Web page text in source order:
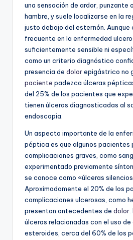
una sensación de ardor, punzante
hambre, y suele localizarse en la
justo debajo del esternón. Aunque
frecuente en la enfermedad
suficientemente sensible ni
como un criterio diagnóstico
presencia de dolorepigástrico no
paciente padezca úlceras
del 25% de los pacientes que
tienen úlceras diagnosticadas al
endoscopia.
Un aspecto importante de la
péptica es que algunos pacientes
complicaciones graves, como
experimentado previamente
se conoce como «úlceras
Aproximadamente el 20% de los
complicaciones ulcerosas, como
presentan antecedentes de dolor
úlceras relacionadas con el uso
esteroides, cerca del 60% de los